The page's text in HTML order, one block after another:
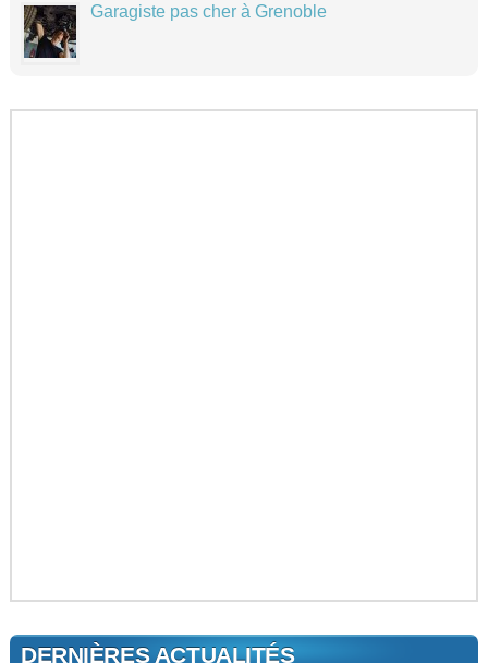
Garagiste pas cher à Grenoble
DERNIÈRES ACTUALITÉS